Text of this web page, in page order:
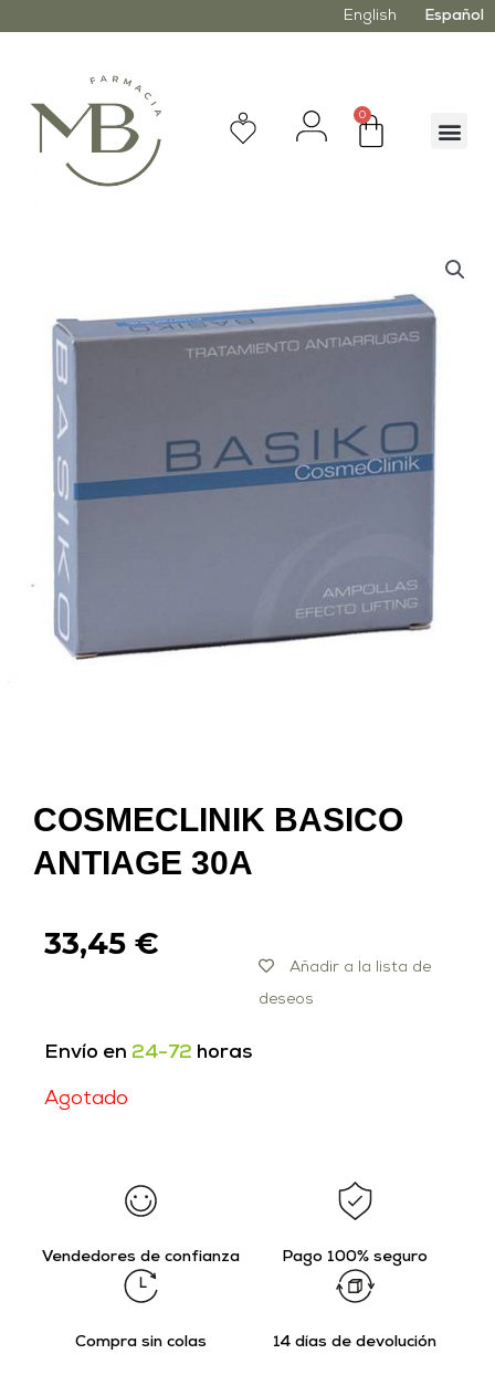
English Español
0
COSMECLINIK BASICO
ANTIAGE 30A
33,45 €
Añadir a la lista de
deseos
Envío en 24-72 horas
Agotado
Vendedores de confianza Pago 100% seguro
Compra sin colas 14 días de devolución